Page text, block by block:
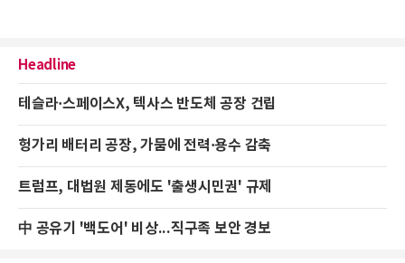
Headline
테슬라·스페이스X, 텍사스 반도체 공장 건립
헝가리 배터리 공장, 가뭄에 전력·용수 감축
트럼프, 대법원 제동에도 '출생시민권' 규제
中 공유기 '백도어' 비상...직구족 보안 경보